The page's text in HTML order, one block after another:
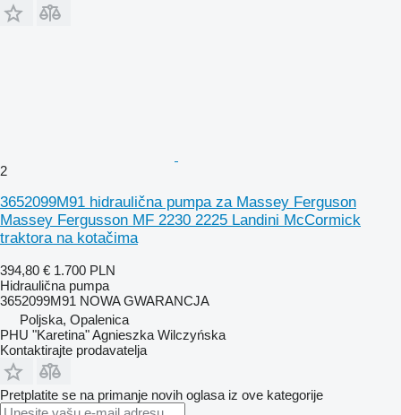
2
3652099M91 hidraulična pumpa za Massey Ferguson
Massey Fergusson MF 2230 2225 Landini McCormick
traktora na kotačima
394,80 € 1.700 PLN
Hidraulična pumpa
3652099M91 NOWA GWARANCJA
Poljska, Opalenica
PHU "Karetina" Agnieszka Wilczyńska
Kontaktirajte prodavatelja
Pretplatite se na primanje novih oglasa iz ove kategorije